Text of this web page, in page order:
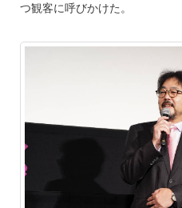
つ観客に呼びかけた。